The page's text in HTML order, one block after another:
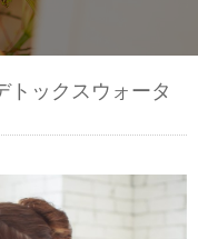
トックスウォータ